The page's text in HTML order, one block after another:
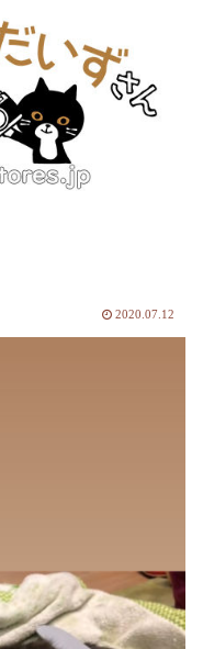
2020.07.12